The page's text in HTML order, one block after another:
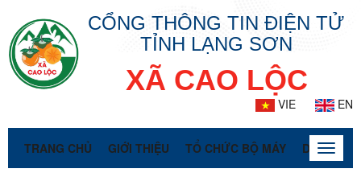
CỔNG THÔNG TIN ĐIỆN TỬ
TỈNH LẠNG SƠN
XÃ CAO LỘC
VIE EN
TRANG CHỦ GIỚI THIỆU TỔ CHỨC BỘ MÁY DOANH
Toggle